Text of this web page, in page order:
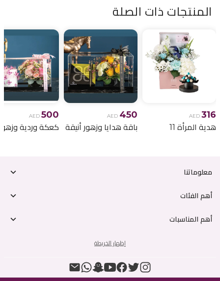
المنتجات ذات الصلة
AED 316
هدية المرأة 11
AED 450
باقة هدايا وزهور أنيقة
AED 500
معلوماتنا
أهم الفئات
أهم المناسبات
إظهار الخريطة